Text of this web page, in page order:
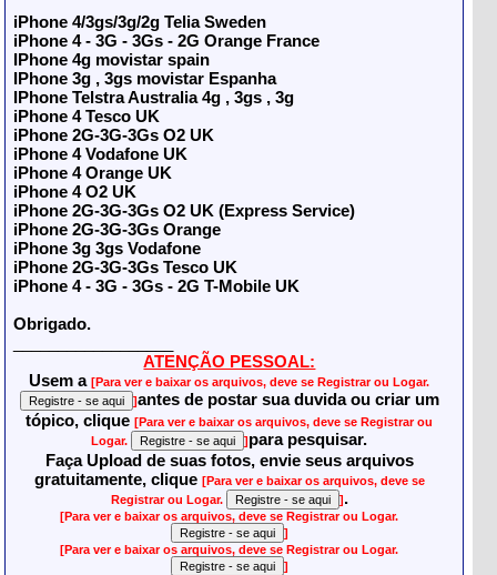
iPhone 4/3gs/3g/2g Telia Sweden
iPhone 4 - 3G - 3Gs - 2G Orange France
IPhone 4g movistar spain
IPhone 3g , 3gs movistar Espanha
IPhone Telstra Australia 4g , 3gs , 3g
iPhone 4 Tesco UK
iPhone 2G-3G-3Gs O2 UK
iPhone 4 Vodafone UK
iPhone 4 Orange UK
iPhone 4 O2 UK
iPhone 2G-3G-3Gs O2 UK (Express Service)
iPhone 2G-3G-3Gs Orange
iPhone 3g 3gs Vodafone
iPhone 2G-3G-3Gs Tesco UK
iPhone 4 - 3G - 3Gs - 2G T-Mobile UK
Obrigado.
ATENÇÃO PESSOAL:
Usem a[Para ver e baixar os arquivos, deve se Registrar ou Logar.
]antes de postar sua duvida ou criar um
tópico, clique[Para ver e baixar os arquivos, deve se Registrar ou
Logar.
]para pesquisar.
Faça Upload de suas fotos, envie seus arquivos
gratuitamente, clique [Para ver e baixar os arquivos, deve se
Registrar ou Logar.
].
[Para ver e baixar os arquivos, deve se Registrar ou Logar.
]
[Para ver e baixar os arquivos, deve se Registrar ou Logar.
]